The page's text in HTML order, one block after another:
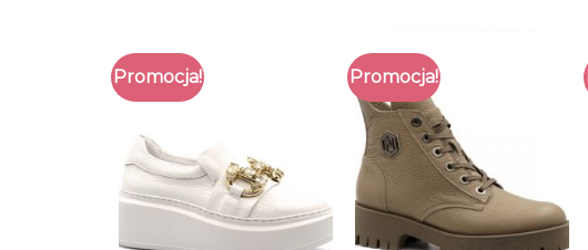
Promocja! Promocja!